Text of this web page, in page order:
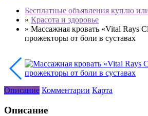
Бесплатные объявления куплю
» Красота и здоровье
» Массажная кровать «Vital Rays
прожекторы от боли в суставах
Описание Комментарии Карта
Описание